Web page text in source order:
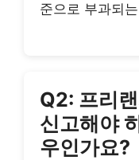
준으로 부과되
Q2: 프리
신고해야
우인가요?